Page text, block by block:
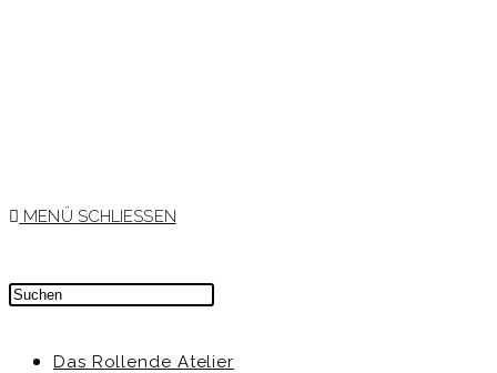
MENÜ SCHLIESSEN
Das Rollende Atelier